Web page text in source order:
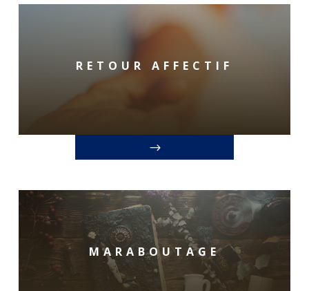
RETOUR AFFECTIF
MARABOUTAGE